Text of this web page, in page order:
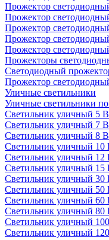
Прожектор
Прожектор
Прожектор
Прожектор
Прожектор
Прожекторы
Светодиодный
Прожектор
Уличные светильники
Уличные светильники
Светильник уличный 5
Светильник уличный 7
Светильник уличный 8
Светильник уличный 10
Светильник уличный 12
Светильник уличный 15
Светильник уличный 30
Светильник уличный 50
Светильник уличный 60
Светильник уличный 80
Светильник уличный
Светильник уличный